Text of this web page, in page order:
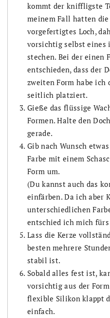
kommt der kniffligste
meinem Fall hatten
vorgefertigtes Loch,
vorsichtig selbst eines
stechen. Bei der einen
entschieden, dass der
zweiten Form habe ich
seitlich platziert.
Gieße das flüssige
Formen. Halte den
gerade.
Gib nach Wunsch
Farbe mit einem
Form um.
(Du kannst auch das
einfärben. Da ich aber
unterschiedlichen
entschied ich mich
Lass die Kerze
besten mehrere
stabil ist.
Sobald alles fest ist,
vorsichtig aus der
flexible Silikon klappt
einfach.